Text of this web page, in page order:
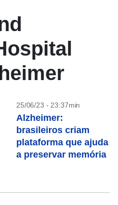
25/06/23 - 23:37min
Alzheimer:
brasileiros criam
plataforma que ajuda
a preservar memória